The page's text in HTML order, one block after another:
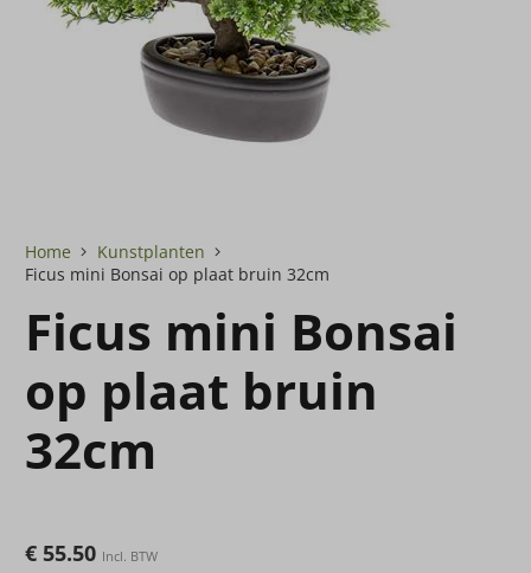
Home
Kunstplanten
Ficus mini Bonsai op plaat bruin 32cm
Ficus mini Bonsai
op plaat bruin
32cm
€ 55.50 Incl. BTW